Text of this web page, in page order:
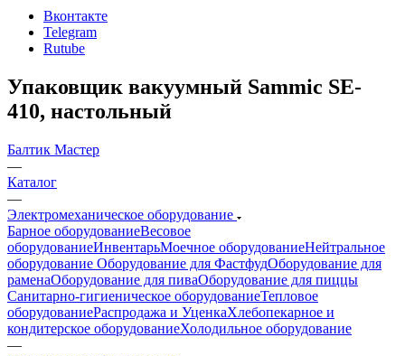
Вконтакте
Telegram
Rutube
Упаковщик вакуумный Sammic SE-
410, настольный
Балтик Мастер
—
Каталог
—
Электромеханическое оборудование
Барное оборудованиеВесовое
оборудованиеИнвентарьМоечное оборудованиеНейтральное
оборудование Оборудование для ФастфудОборудование для
раменаОборудование для пиваОборудование для пиццы
Санитарно-гигиеническое оборудованиеТепловое
оборудованиеРаспродажа и УценкаХлебопекарное и
кондитерское оборудованиеХолодильное оборудование
—